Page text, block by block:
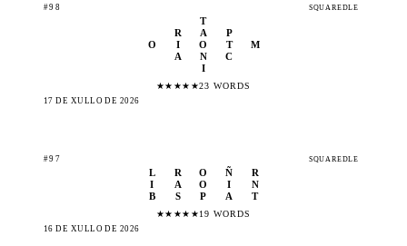
#98 SQUAREDLE
T
R
A
P
O
I O T
M
A
N
C
I
★★ ★★ ★23 WORDS
17 DE XULLO DE 2026
#97 SQUAREDLE
L R O Ñ
R
I
A O I
N
B
S P A T
★★ ★★ ★19 WORDS
16 DE XULLO DE 2026